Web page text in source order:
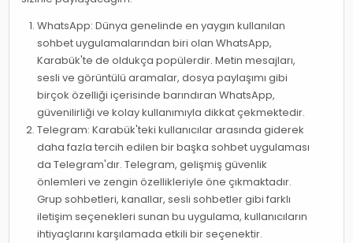
WhatsApp: Dünya genelinde en yaygın kullanılan
sohbet uygulamalarından biri olan WhatsApp,
Karabük'te de oldukça popülerdir. Metin mesajları,
sesli ve görüntülü aramalar, dosya paylaşımı gibi
birçok özelliği içerisinde barındıran WhatsApp,
güvenilirliği ve kolay kullanımıyla dikkat çekmektedir.
Telegram: Karabük'teki kullanıcılar arasında giderek
daha fazla tercih edilen bir başka sohbet uygulaması
da Telegram'dır. Telegram, gelişmiş güvenlik
önlemleri ve zengin özellikleriyle öne çıkmaktadır.
Grup sohbetleri, kanallar, sesli sohbetler gibi farklı
iletişim seçenekleri sunan bu uygulama, kullanıcıların
ihtiyaçlarını karşılamada etkili bir seçenektir.